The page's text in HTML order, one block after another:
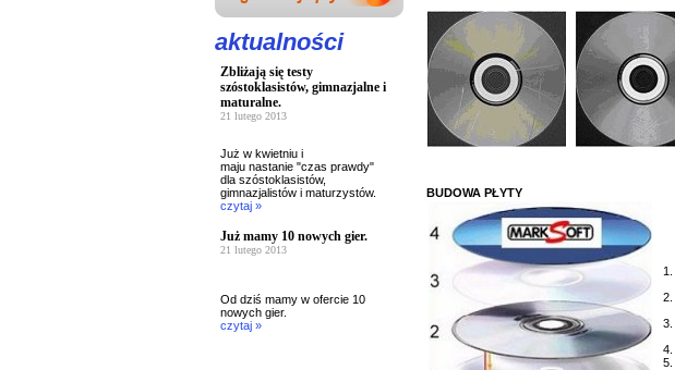
aktualności
Zbliżają się testy
szóstoklasistów, gimnazjalne i
maturalne.
21 lutego 2013
Już w kwietniu i
maju nastanie "czas prawdy"
dla szóstoklasistów,
gimnazjalistów i maturzystów.
czytaj »
Już mamy 10 nowych gier.
21 lutego 2013
Od dziś mamy w ofercie 10
nowych gier.
czytaj »
BUDOWA PŁYTY